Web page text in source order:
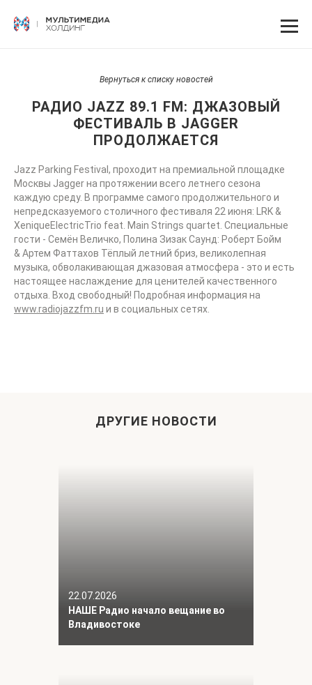
Вернуться к списку новостей
РАДИО JAZZ 89.1 FM: ДЖАЗОВЫЙ
ФЕСТИВАЛЬ В JAGGER
ПРОДОЛЖАЕТСЯ
Jazz Parking Festival, проходит на премиальной площадке
Москвы Jagger на протяжении всего летнего сезона
каждую среду. В программе самого продолжительного и
непредсказуемого столичного фестиваля 22 июня: LRK &
XeniqueElectricTrio feat. Main Strings quartet. Специальные
гости - Семён Величко, Полина Зизак Саунд: Роберт Бойм
& Артем Фаттахов Тёплый летний бриз, великолепная
музыка, обволакивающая джазовая атмосфера - это и есть
настоящее наслаждение для ценителей качественного
отдыха. Вход свободный! Подробная информация на
www.radiojazzfm.ru и в социальных сетях.
ДРУГИЕ НОВОСТИ
22.07.2026
НАШЕ Радио начало вещание во
Владивостоке